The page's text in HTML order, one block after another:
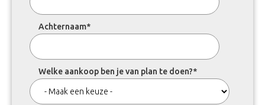
Achternaam*
Welke aankoop ben je van plan te doen?*